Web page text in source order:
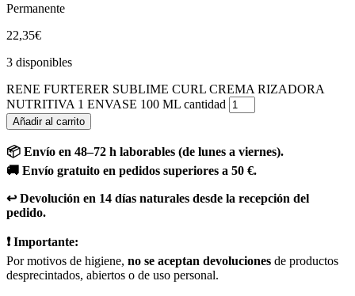
Permanente
22,35€
3 disponibles
RENE FURTERER SUBLIME CURL CREMA RIZADORA
NUTRITIVA 1 ENVASE 100 ML cantidad
Añadir al carrito
📦 Envío en 48–72 h laborables (de lunes a viernes).
🚚 Envío gratuito en pedidos superiores a 50 €.
↩️ Devolución en 14 días naturales desde la recepción del
pedido.
❗ Importante:
Por motivos de higiene, no se aceptan devoluciones de productos
desprecintados, abiertos o de uso personal.